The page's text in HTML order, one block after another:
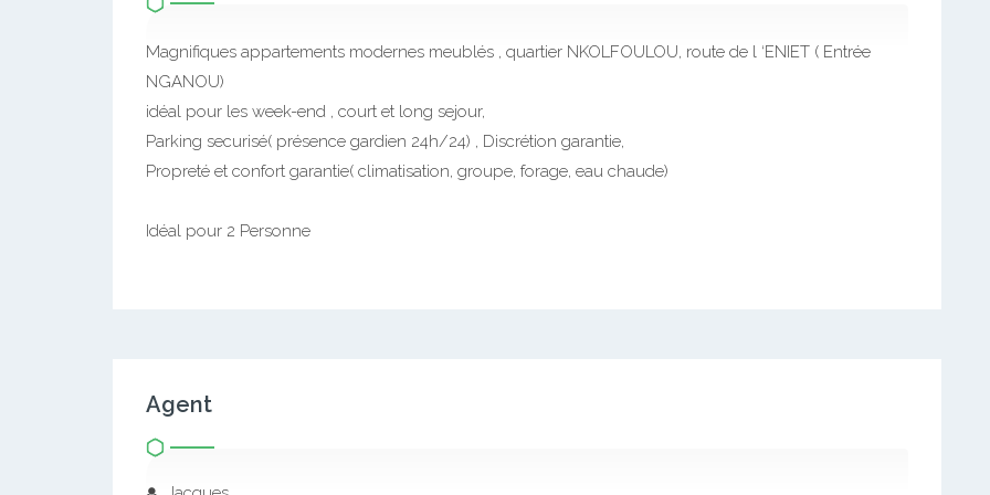
Magnifiques appartements modernes meublés , quartier NKOLFOULOU, route de l ‘ENIET ( Entrée
NGANOU)
idéal pour les week-end , court et long sejour,
Parking securisé( présence gardien 24h/24) , Discrétion garantie,
Propreté et confort garantie( climatisation, groupe, forage, eau chaude)
Idéal pour 2 Personne
Agent